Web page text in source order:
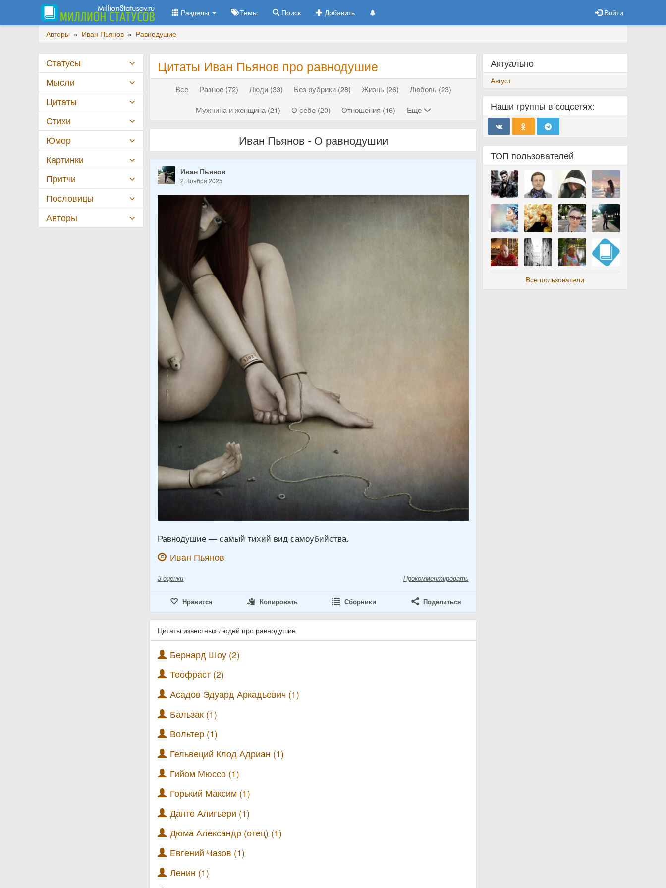
Разделы Темы Поиск Добавить Войти
Авторы » Иван Пьянов » Равнодушие
Цитаты Иван Пьянов про равнодушие
Все Разное (72) Люди (33) Без рубрики (28) Жизнь (26)
Любовь (23)
Мужчина и женщина (21)
О себе (20) Отношения (16) Еще
Иван Пьянов - О равнодушии
Иван Пьянов
2 Ноября 2025
Равнодушие — самый тихий вид самоубийства.
Иван Пьянов
3 оценки Прокомментировать
Нравится Копировать Сборники Поделиться
Цитаты известных людей про равнодушие
Бернард Шоу (2)
Теофраст (2)
Асадов Эдуард Аркадьевич (1)
Бальзак (1)
Вольтер (1)
Гельвеций Клод Адриан (1)
Гийом Мюссо (1)
Горький Максим (1)
Данте Алигьери (1)
Дюма Александр (отец) (1)
Евгений Чазов (1)
Ленин (1)
Актуально
Август
Наши группы в соцсетях:
ТОП пользователей
Все пользователи
Статусы
Мысли
Цитаты
Стихи
Юмор
Картинки
Притчи
Пословицы
Авторы